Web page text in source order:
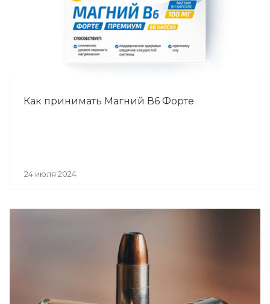
Как принимать Магний В6 Форте
24 июля 2024